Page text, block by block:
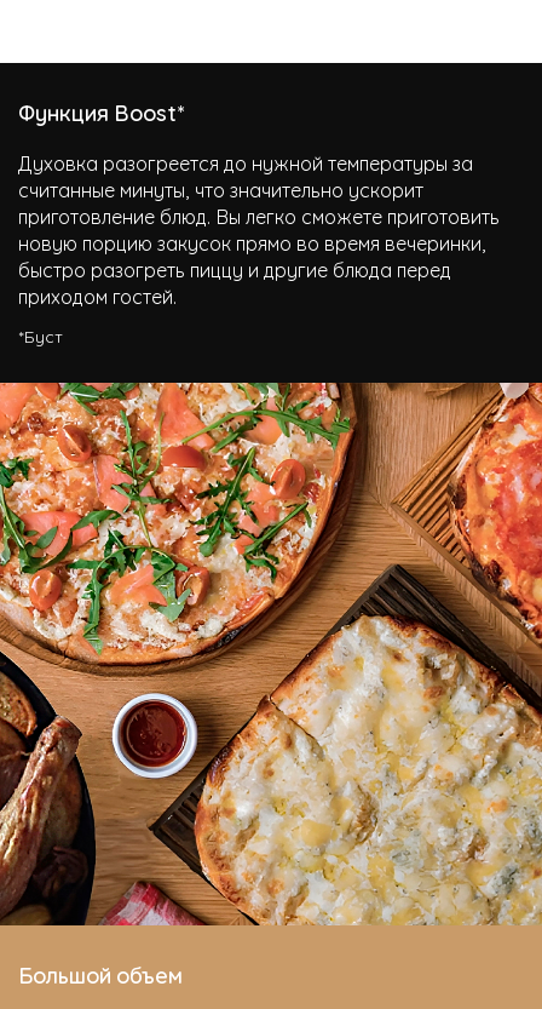
Функция Boost*
Духовка разогреется до нужной температуры за
считанные минуты, что значительно ускорит
приготовление блюд. Вы легко сможете приготовить
новую порцию закусок прямо во время вечеринки,
быстро разогреть пиццу и другие блюда перед
приходом гостей.
*Буст
Большой объем